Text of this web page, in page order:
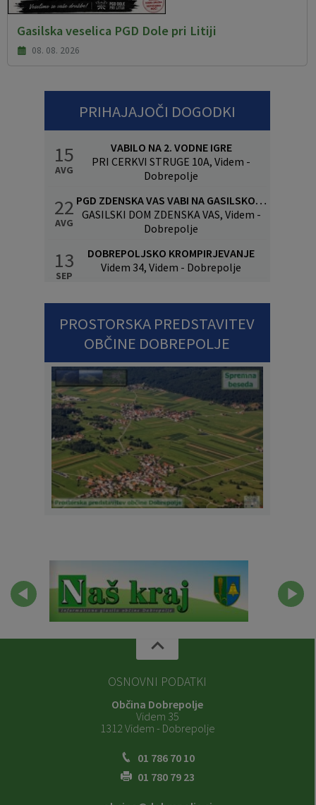
Gasilska veselica PGD Dole pri Litiji
08. 08. 2026
PRIHAJAJOČI DOGODKI
15
AVG
VABILO NA 2. VODNE IGRE
PRI CERKVI STRUGE 10A, Videm -
Dobrepolje
22
AVG
PGD ZDENSKA VAS VABI NA GASILSKO VESELICO S SKUPINO CALYPSO
GASILSKI DOM ZDENSKA VAS, Videm -
Dobrepolje
13
SEP
DOBREPOLJSKO KROMPIRJEVANJE
Videm 34, Videm - Dobrepolje
PROSTORSKA PREDSTAVITEV
OBČINE DOBREPOLJE
OSNOVNI PODATKI
Občina Dobrepolje
Videm 35
1312 Videm - Dobrepolje
01 786 70 10
01 780 79 23